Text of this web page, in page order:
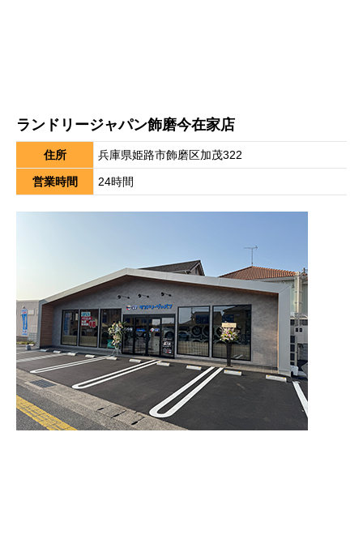
ランドリージャパン飾磨今在家店
住所 兵庫県姫路市飾磨区加茂322
営業時間 24時間